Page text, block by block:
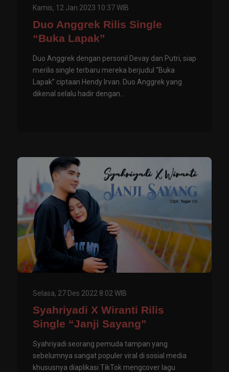
Kamis, 12 Jan 2023 10:37 WIB
Duo Anggrek Rilis Single
“Buka Lapak”
Duo Anggrek dengan personil Devay dan Putri, siap
merilis single terbaru mereka berjudul “Buka
Lapak” ciptaan Hendy Irvan. Duo Anggrek yang
dikenal selalu hadir dengan...
Selasa, 27 Des 2022 8:02 WIB
Syahriyadi X Wiranti Rilis
Single “Janji Sayang”
Syahriyadi seorang pemuda tampan yang
sebelumnya sangat populer viral di sosial media
khususnya diaplikasi TikTok mengcover lagu